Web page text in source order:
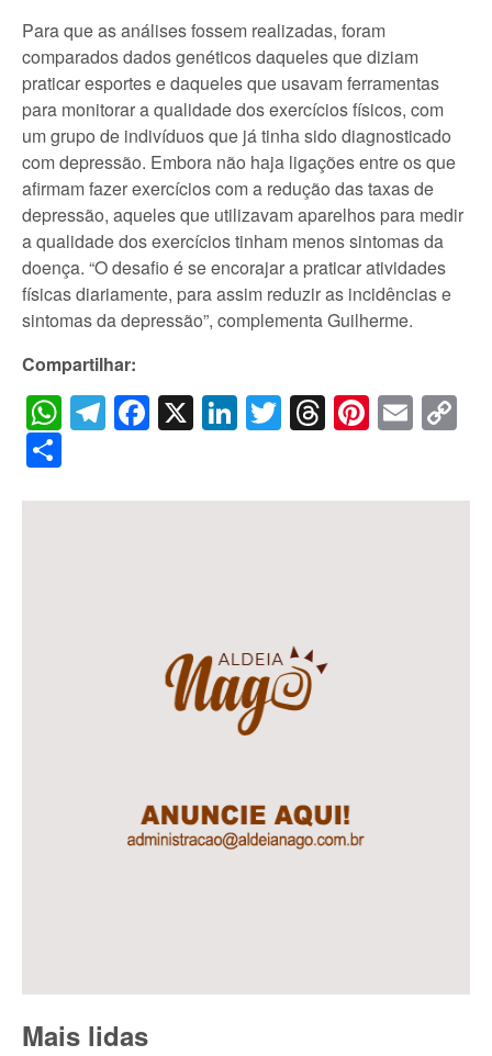
Para que as análises fossem realizadas, foram
comparados dados genéticos daqueles que diziam
praticar esportes e daqueles que usavam ferramentas
para monitorar a qualidade dos exercícios físicos, com
um grupo de indivíduos que já tinha sido diagnosticado
com depressão. Embora não haja ligações entre os que
afirmam fazer exercícios com a redução das taxas de
depressão, aqueles que utilizavam aparelhos para medir
a qualidade dos exercícios tinham menos sintomas da
doença. “O desafio é se encorajar a praticar atividades
físicas diariamente, para assim reduzir as incidências e
sintomas da depressão”, complementa Guilherme.
Compartilhar:
WhatsApp
Telegram
Facebook
X LinkedIn
Twitter
Threads
Mais lidas